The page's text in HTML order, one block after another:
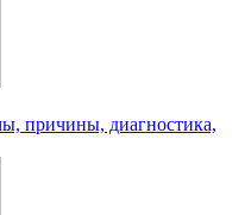
причины, диагностика,